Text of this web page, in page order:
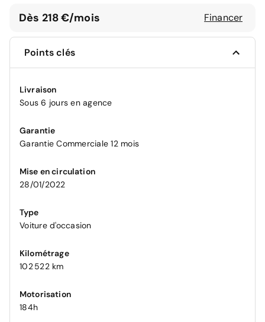
Dès 218 €/mois Financer
Points clés
Livraison
Sous 6 jours en agence
Garantie
Garantie Commerciale 12 mois
Mise en circulation
28/01/2022
Type
Voiture d'occasion
Kilométrage
102 522 km
Motorisation
184h